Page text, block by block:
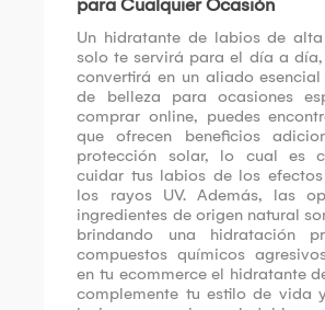
para Cualquier Ocasión
Un hidratante de labios de
solo te servirá para el día a día,
convertirá en un aliado
de belleza para ocasiones
comprar online, puedes
que ofrecen beneficios
protección solar, lo cual es
cuidar tus labios de los
los rayos UV. Además, las
ingredientes de origen natural
brindando una hidratación
compuestos químicos
en tu ecommerce el hidratante
complemente tu estilo de vida